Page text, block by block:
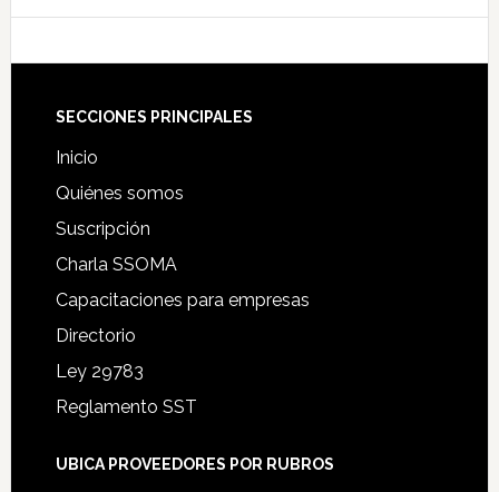
Footer
SECCIONES PRINCIPALES
Inicio
Quiénes somos
Suscripción
Charla SSOMA
Capacitaciones para empresas
Directorio
Ley 29783
Reglamento SST
UBICA PROVEEDORES POR RUBROS